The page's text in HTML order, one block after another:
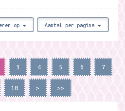
op Aantal per pagina
3 4 5 6 7
10 > >>